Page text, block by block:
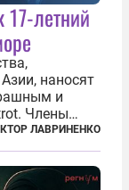
летний
наносят
и
Члены
шведов,
совершают
ЛАВРИНЕНКО